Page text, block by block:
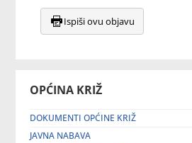
OPĆINA KRIŽ
DOKUMENTI OPĆINE KRIŽ
JAVNA NABAVA
Ispiši ovu objavu